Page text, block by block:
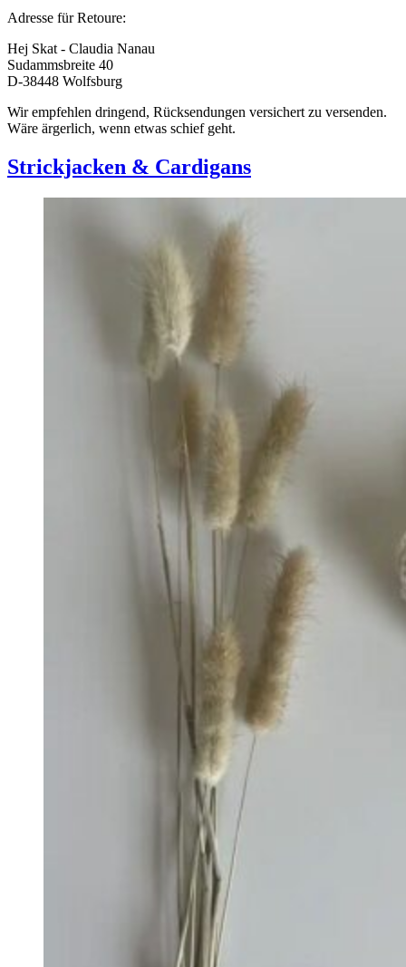
Adresse für Retoure:
Hej Skat - Claudia Nanau
Sudammsbreite 40
D-38448 Wolfsburg
Wir empfehlen dringend, Rücksendungen versichert zu versenden.
Wäre ärgerlich, wenn etwas schief geht.
Strickjacken & Cardigans